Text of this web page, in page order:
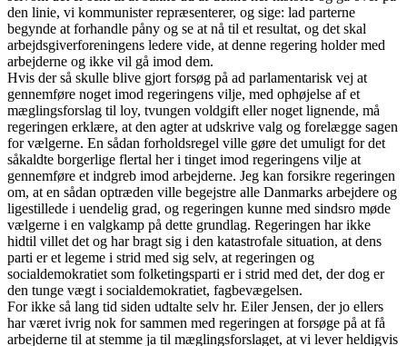
den linie, vi kommunister repræsenterer, og sige: lad parterne
begynde at forhandle påny og se at nå til et resultat, og det skal
arbejdsgiverforeningens ledere vide, at denne regering holder med
arbejderne og ikke vil gå imod dem.
Hvis der så skulle blive gjort forsøg på ad parlamentarisk vej at
gennemføre noget imod regeringens vilje, med ophøjelse af et
mæglingsforslag til loy, tvungen voldgift eller noget lignende, må
regeringen erklære, at den agter at udskrive valg og forelægge sagen
for vælgerne. En sådan forholdsregel ville gøre det umuligt for det
såkaldte borgerlige flertal her i tinget imod regeringens vilje at
gennemføre et indgreb imod arbejderne. Jeg kan forsikre regeringen
om, at en sådan optræden ville begejstre alle Danmarks arbejdere og
ligestillede i uendelig grad, og regeringen kunne med sindsro møde
vælgerne i en valgkamp på dette grundlag. Regeringen har ikke
hidtil villet det og har bragt sig i den katastrofale situation, at dens
parti er et legeme i strid med sig selv, at regeringen og
socialdemokratiet som folketingsparti er i strid med det, der dog er
den tunge vægt i socialdemokratiet, fagbevægelsen.
For ikke så lang tid siden udtalte selv hr. Eiler Jensen, der jo ellers
har været ivrig nok for sammen med regeringen at forsøge på at få
arbejderne til at stemme ja til mæglingsforslaget, at vi lever heldigvis